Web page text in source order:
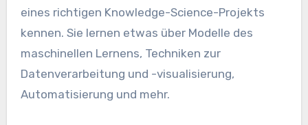
eines richtigen Knowledge-Science-Projekts
kennen. Sie lernen etwas über Modelle des
maschinellen Lernens, Techniken zur
Datenverarbeitung und -visualisierung,
Automatisierung und mehr.